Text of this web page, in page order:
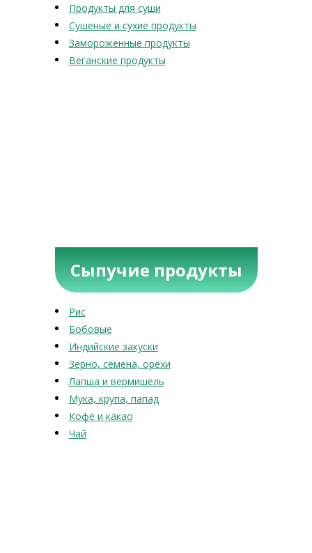
Продукты для суши
Сушеные и сухие продукты
Замороженные продукты
Веганские продукты
Сыпучие продукты
Рис
Бобовые
Индийские закуски
Зерно, семена, орехи
Лапша и вермишель
Мука, крупа, папад
Кофе и какао
Чай